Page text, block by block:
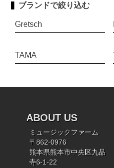
ブランドで絞り込む
Gretsch
TAMA
ABOUT US
ミュージックファーム
〒862-0976
熊本県熊本市中央区九品
寺6-1-22